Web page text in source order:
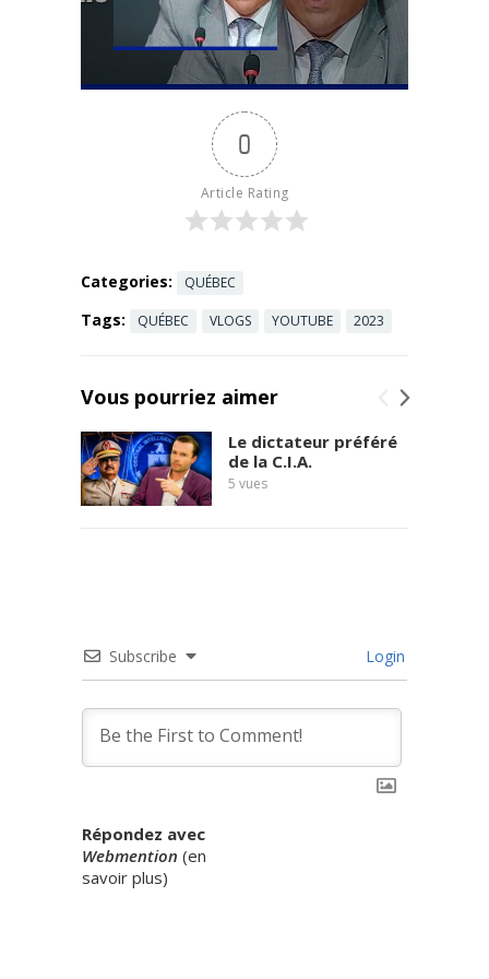
Crédits
2026-2027
Le ministre
des
fronts :
audits de la
0
Article Rating
Categories: QUÉBEC
Tags: QUÉBEC VLOGS YOUTUBE 2023
Vous pourriez aimer
Le dictateur préféré
de la C.I.A.
5 vues
Subscribe Login
Répondez avec
Webmention (en
savoir plus)